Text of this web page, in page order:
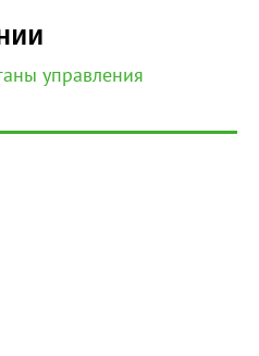
управления